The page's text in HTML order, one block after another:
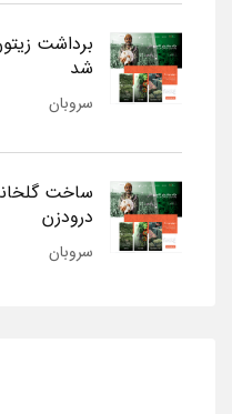
برداشت
شد
سروبان
ساخت
درودزن
سروبان